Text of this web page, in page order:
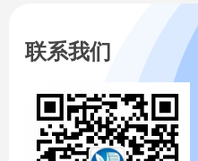
联系我们